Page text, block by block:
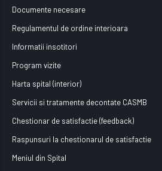
Documente necesare
Regulamentul de ordine interioara
Informatii insotitori
Program vizite
Harta spital (interior)
Servicii si tratamente decontate CASMB
Chestionar de satisfactie (feedback)
Raspunsuri la chestionarul de satisfactie
Meniul din Spital